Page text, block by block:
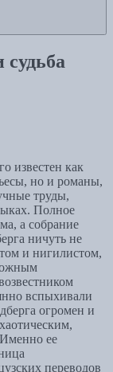
известен как
но и романы,
труды,
Полное
а собрание
ничуть не
и нигилистом,
вспыхивали
огромен и
Именно ее
переводов